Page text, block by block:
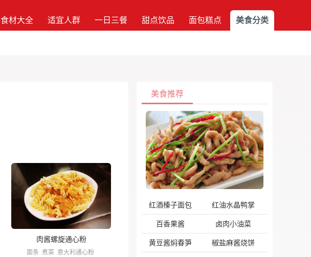
食材大全 适宜人群 一日三餐 甜点饮品 面包糕点 美食分类
肉酱螺旋通心粉
面条 煮菜 意大利通心粉
美食推荐
红酒榛子面包 红油水晶鸭掌
百香果酱 卤肉小油菜
黄豆酱焖春笋 椒盐麻酱烧饼